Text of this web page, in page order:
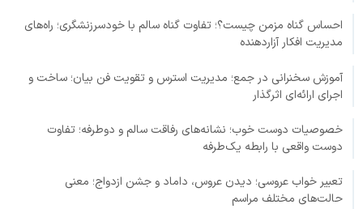
احساس گناه مزمن چیست؟؛ تفاوت گناه سالم با خودسرزنشگری؛ راه‌های
مدیریت افکار آزاردهنده
آموزش سخنرانی در جمع؛ مدیریت استرس و تقویت فن بیان؛ ساخت و
اجرای ارائه‌ای اثرگذار
خصوصیات دوست خوب؛ نشانه‌های رفاقت سالم و دوطرفه؛ تفاوت
دوست واقعی با رابطه یک‌طرفه
تعبیر خواب عروسی؛ دیدن عروس، داماد و جشن ازدواج؛ معنی
حالت‌های مختلف مراسم